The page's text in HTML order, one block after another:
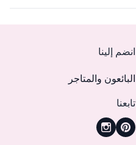
انضم إلينا
البائعون والمتاجر
تابعنا